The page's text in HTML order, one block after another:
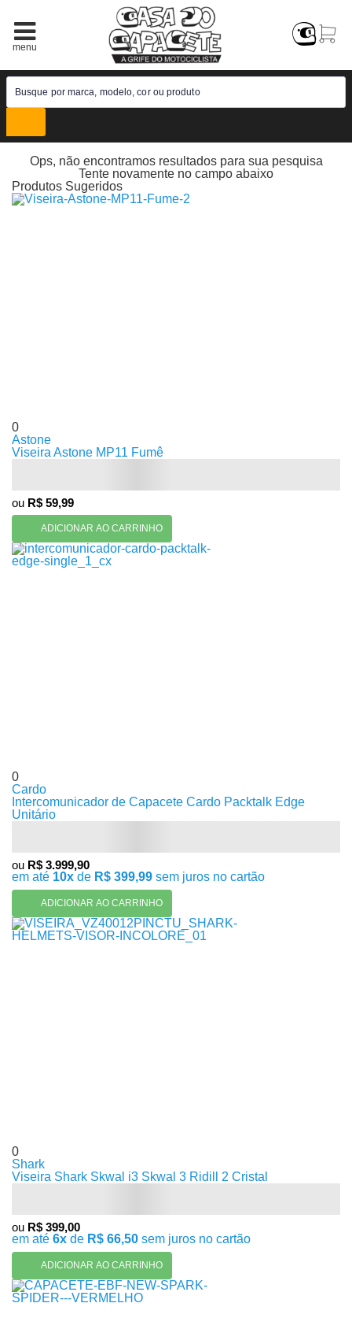
Ops, não encontramos resultados para sua pesquisa
Tente novamente no campo abaixo
Produtos Sugeridos
0
Astone
Viseira Astone MP11 Fumê
ou R$ 59,99
ADICIONAR AO CARRINHO
0
Cardo
Intercomunicador de Capacete Cardo Packtalk Edge
Unitário
ou R$ 3.999,90
em até 10x de R$ 399,99 sem juros no cartão
ADICIONAR AO CARRINHO
0
Shark
Viseira Shark Skwal i3 Skwal 3 Ridill 2 Cristal
ou R$ 399,00
em até 6x de R$ 66,50 sem juros no cartão
ADICIONAR AO CARRINHO